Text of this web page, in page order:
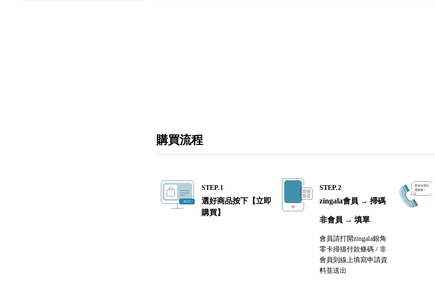
購買流程
STEP.1
選好商品按下【立即
購買】
STEP.2
zingala會員 → 掃碼
非會員 → 填單
會員請打開zingala銀角
零卡掃描付款條碼 / 非
會員則線上填寫申請資
料並送出